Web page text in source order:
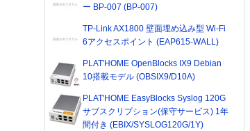
ー BP-007 (BP-007)
TP-Link AX1800 壁面埋め込み型 Wi-Fi
6アクセスポイント (EAP615-WALL)
PLAT'HOME OpenBlocks IX9 Debian
10搭載モデル (OBSIX9/D10A)
PLAT'HOME EasyBlocks Syslog 120G
サブスクリプション(保守サービス) 1年
間付き (EBIX/SYSLOG120G/1Y)